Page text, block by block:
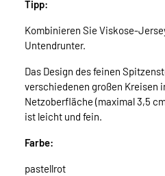
Tipp:
Kombinieren Sie Viskose-
Untendrunter.
Das Design des feinen
verschiedenen großen Kreisen
Netzoberfläche (maximal 3,5
ist leicht und fein.
Farbe:
pastellrot